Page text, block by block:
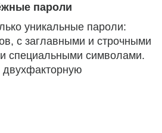
пароли
уникальные пароли:
с заглавными и строчными
специальными символами.